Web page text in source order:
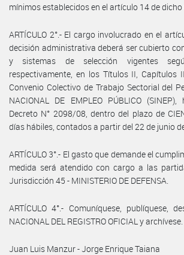
mínimos establecidos en el artículo 14 de dicho
ARTÍCULO 2°.- El cargo involucrado en el
decisión administrativa deberá ser cubierto
y sistemas de selección vigentes
respectivamente, en los Títulos II, Capítulos
Convenio Colectivo de Trabajo Sectorial del
NACIONAL DE EMPLEO PÚBLICO
Decreto N° 2098/08, dentro del plazo de
días hábiles, contados a partir del 22 de junio
ARTÍCULO 3°.- El gasto que demande el
medida será atendido con cargo a las
Jurisdicción 45 - MINISTERIO DE DEFENSA.
ARTÍCULO 4°.- Comuníquese, publíquese,
NACIONAL DEL REGISTRO OFICIAL y archívese.
Juan Luis Manzur - Jorge Enrique Taiana